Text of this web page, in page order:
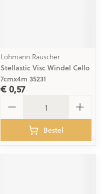
Lohmann Rauscher
Stellastic Visc Windel Cello
7cmx4m 35231
€ 0,57
Bestel